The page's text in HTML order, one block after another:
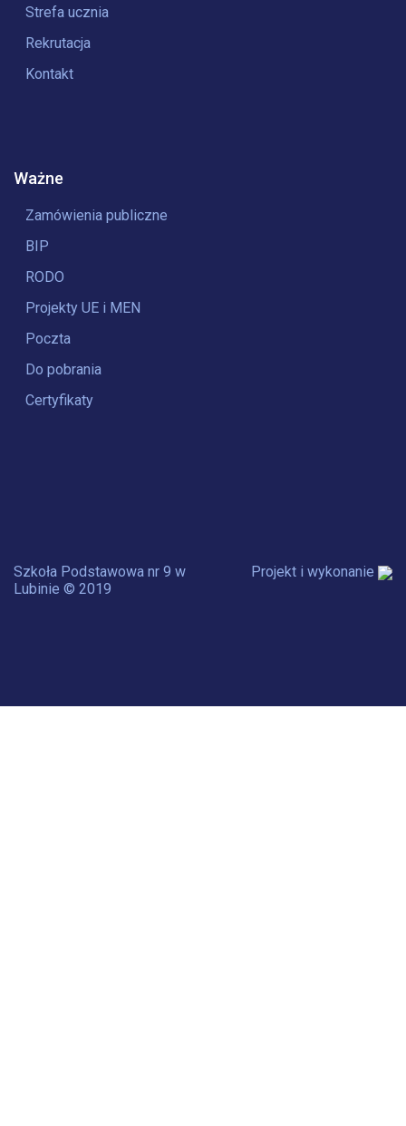
Strefa ucznia
Rekrutacja
Kontakt
Ważne
Zamówienia publiczne
BIP
RODO
Projekty UE i MEN
Poczta
Do pobrania
Certyfikaty
Szkoła Podstawowa nr 9 w
Lubinie © 2019
Projekt i wykonanie